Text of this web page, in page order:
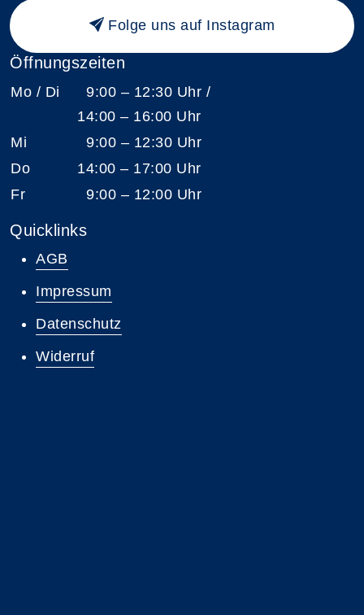
Folge uns auf Instagram
Öffnungszeiten
Mo / Di
9:00 – 12:30 Uhr /
14:00 – 16:00 Uhr
Mi
9:00 – 12:30 Uhr
Do
14:00 – 17:00 Uhr
Fr
9:00 – 12:00 Uhr
Quicklinks
AGB
Impressum
Datenschutz
Widerruf